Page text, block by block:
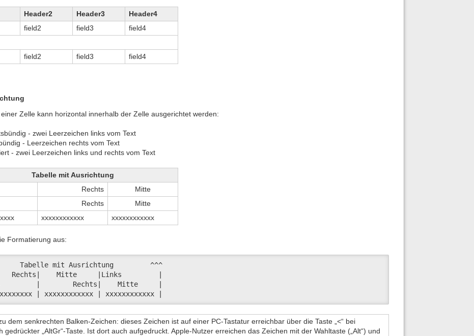
Header2 Header3
Header4
field2 field3 field4
field2 field3 field4
Zelle kann horizontal innerhalb der Zelle ausgerichtet werden:
- zwei Leerzeichen links vom Text
- Leerzeichen rechts vom Text
- zwei Leerzeichen links und rechts vom Text
Tabelle mit Ausrichtung
Rechts
Mitte
Rechts
Mitte
xxxxxxxxxxxx xxxxxxxxxxxx
Formatierung aus:
Tabelle mit Ausrichtung         ^^^
Rechts|    Mitte     |Links         |
|        Rechts|    Mitte     |
| xxxxxxxxxxxx | xxxxxxxxxxxx |
dem senkrechten Balken-Zeichen: dieses Zeichen ist auf einer PC-Tastatur erreichbar über die Taste „<“ bei
gedrückter „AltGr“-Taste. Ist dort auch aufgedruckt. Apple-Nutzer erreichen das Zeichen mit der Wahltaste („Alt“) und